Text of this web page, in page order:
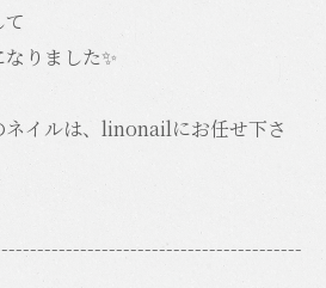
りました✨
イルは、linonailにお任せ下さ